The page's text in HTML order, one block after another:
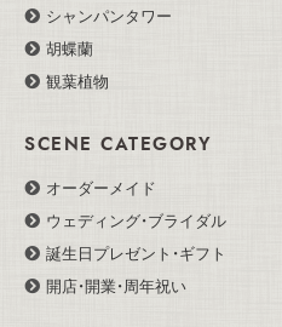
シャンパンタワー
胡蝶蘭
観葉植物
SCENE CATEGORY
オーダーメイド
ウェディング・ブライダル
誕生日プレゼント・ギフト
開店・開業・周年祝い